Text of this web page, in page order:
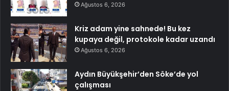
Ağustos 6, 2026
Kriz adam yine sahnede! Bu kez
kupaya değil, protokole kadar uzandı
Ağustos 6, 2026
Aydın Büyükşehir’den Söke’de yol
çalışması